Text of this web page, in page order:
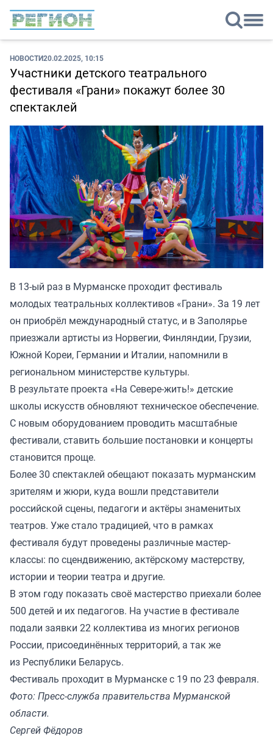
НОВОСТИ20.02.2025, 10:15
Участники детского театрального
фестиваля «Грани» покажут более 30
спектаклей
В 13-ый раз в Мурманске проходит фестиваль
молодых театральных коллективов «Грани». За 19 лет
он приобрёл международный статус, и в Заполярье
приезжали артисты из Норвегии, Финляндии, Грузии,
Южной Кореи, Германии и Италии, напомнили в
региональном министерстве культуры.
В результате проекта «На Севере-жить!» детские
школы искусств обновляют техническое обеспечение.
С новым оборудованием проводить масштабные
фестивали, ставить большие постановки и концерты
становится проще.
Более 30 спектаклей обещают показать мурманским
зрителям и жюри, куда вошли представители
российской сцены, педагоги и актёры знаменитых
театров. Уже стало традицией, что в рамках
фестиваля будут проведены различные мастер-
классы: по сцендвижению, актёрскому мастерству,
истории и теории театра и другие.
В этом году показать своё мастерство приехали более
500 детей и их педагогов. На участие в фестивале
подали заявки 22 коллектива из многих регионов
России, присоединённых территорий, а так же
из Республики Беларусь.
Фестиваль проходит в Мурманске с 19 по 23 февраля.
Фото: Пресс-служба правительства Мурманской
области.
Сергей Фёдоров